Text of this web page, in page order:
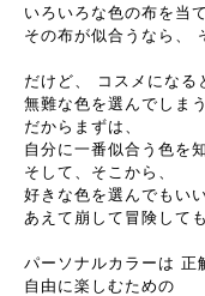
いろいろな色の布を当
その布が似合うなら、
だけど、 コスメになる
無難な色を選んでしま
だからまずは、
自分に一番似合う色を知
そして、そこから、
好きな色を選んでもいい
あえて崩して冒険して
パーソナルカラーは 正
自由に楽しむための